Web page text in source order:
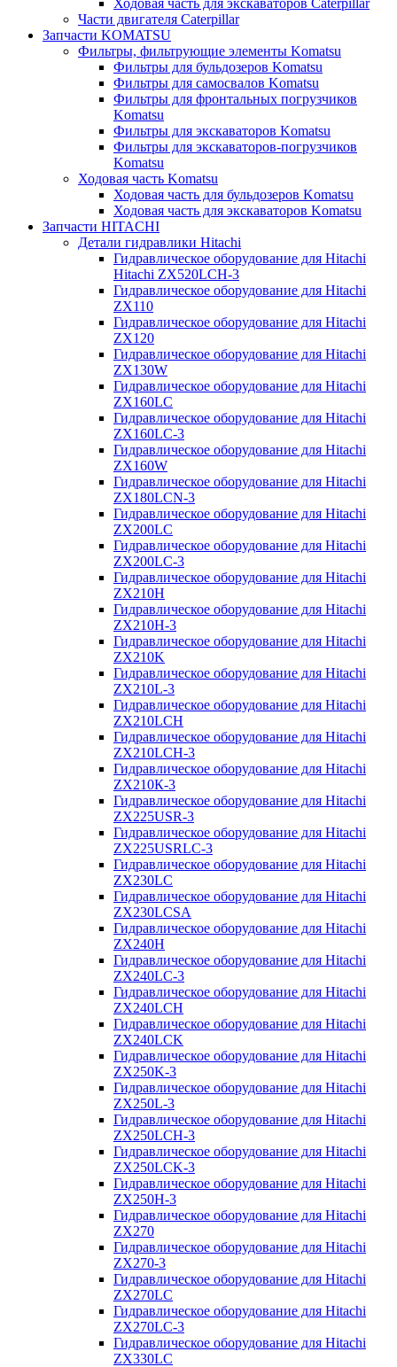
Ходовая часть для экскаваторов Caterpillar
Части двигателя Caterpillar
Запчасти KOMATSU
Фильтры, фильтрующие элементы Komatsu
Фильтры для бульдозеров Komatsu
Фильтры для самосвалов Komatsu
Фильтры для фронтальных погрузчиков
Komatsu
Фильтры для экскаваторов Komatsu
Фильтры для экскаваторов-погрузчиков
Komatsu
Ходовая часть Komatsu
Ходовая часть для бульдозеров Komatsu
Ходовая часть для экскаваторов Komatsu
Запчасти HITACHI
Детали гидравлики Hitachi
Гидравлическое оборудование для Hitachi
Hitachi ZX520LCH-3
Гидравлическое оборудование для Hitachi
ZX110
Гидравлическое оборудование для Hitachi
ZX120
Гидравлическое оборудование для Hitachi
ZX130W
Гидравлическое оборудование для Hitachi
ZX160LC
Гидравлическое оборудование для Hitachi
ZX160LC-3
Гидравлическое оборудование для Hitachi
ZX160W
Гидравлическое оборудование для Hitachi
ZX180LCN-3
Гидравлическое оборудование для Hitachi
ZX200LC
Гидравлическое оборудование для Hitachi
ZX200LC-3
Гидравлическое оборудование для Hitachi
ZX210H
Гидравлическое оборудование для Hitachi
ZX210H-3
Гидравлическое оборудование для Hitachi
ZX210K
Гидравлическое оборудование для Hitachi
ZX210L-3
Гидравлическое оборудование для Hitachi
ZX210LCH
Гидравлическое оборудование для Hitachi
ZX210LCH-3
Гидравлическое оборудование для Hitachi
ZX210К-3
Гидравлическое оборудование для Hitachi
ZX225USR-3
Гидравлическое оборудование для Hitachi
ZX225USRLC-3
Гидравлическое оборудование для Hitachi
ZX230LC
Гидравлическое оборудование для Hitachi
ZX230LCSA
Гидравлическое оборудование для Hitachi
ZX240H
Гидравлическое оборудование для Hitachi
ZX240LC-3
Гидравлическое оборудование для Hitachi
ZX240LCH
Гидравлическое оборудование для Hitachi
ZX240LCK
Гидравлическое оборудование для Hitachi
ZX250K-3
Гидравлическое оборудование для Hitachi
ZX250L-3
Гидравлическое оборудование для Hitachi
ZX250LCH-3
Гидравлическое оборудование для Hitachi
ZX250LCK-3
Гидравлическое оборудование для Hitachi
ZX250Н-3
Гидравлическое оборудование для Hitachi
ZX270
Гидравлическое оборудование для Hitachi
ZX270-3
Гидравлическое оборудование для Hitachi
ZX270LC
Гидравлическое оборудование для Hitachi
ZX270LC-3
Гидравлическое оборудование для Hitachi
ZX330LC